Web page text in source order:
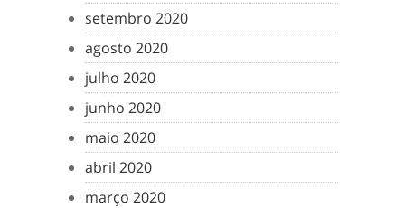
setembro 2020
agosto 2020
julho 2020
junho 2020
maio 2020
abril 2020
março 2020